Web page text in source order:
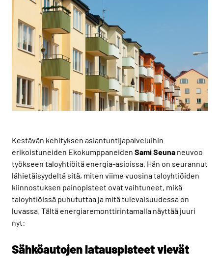
Kestävän kehityksen asiantuntijapalveluihin
erikoistuneiden Ekokumppaneiden SamiSeuna neuvoo
työkseen taloyhtiöitä energia-asioissa. Hän on seurannut
lähietäisyydeltä sitä, miten viime vuosina taloyhtiöiden
kiinnostuksen painopisteet ovat vaihtuneet, mikä
taloyhtiöissä puhututtaa ja mitä tulevaisuudessa on
luvassa. Tältä energiaremonttirintamalla näyttää juuri
nyt:
Sähköautojen latauspisteet vievät